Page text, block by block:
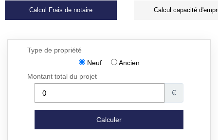
Calcul Frais de notaire Calcul capacité